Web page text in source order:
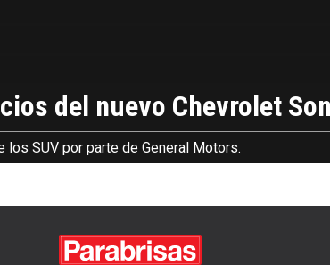
del nuevo Chevrolet
SUV por parte de General Motors.